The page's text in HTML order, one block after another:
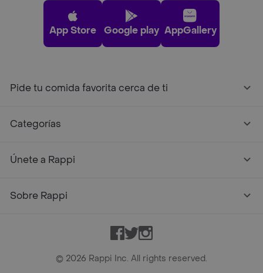
App Store Google play AppGallery
Pide tu comida favorita cerca de ti
Categorías
Únete a Rappi
Sobre Rappi
Facebook
TwitterInstagram
© 2026 Rappi Inc. All rights reserved.